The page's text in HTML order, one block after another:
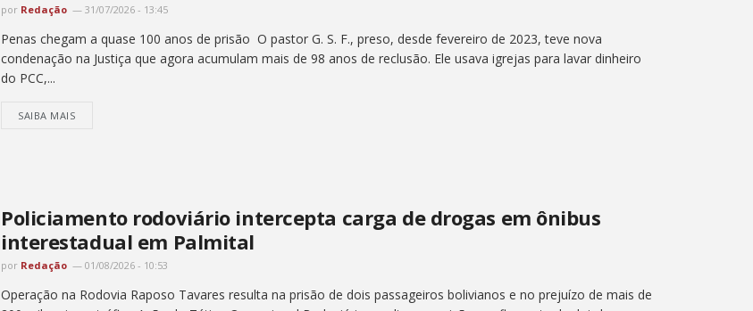
por Redação 31/07/2026 - 13:45
Penas chegam a quase 100 anos de prisão O pastor G. S. F., preso, desde fevereiro de 2023, teve nova
condenação na Justiça que agora acumulam mais de 98 anos de reclusão. Ele usava igrejas para lavar dinheiro
do PCC,...
SAIBA MAIS
Policiamento rodoviário intercepta carga de drogas em ônibus
interestadual em Palmital
por Redação 01/08/2026 - 10:53
Operação na Rodovia Raposo Tavares resulta na prisão de dois passageiros bolivianos e no prejuízo de mais de